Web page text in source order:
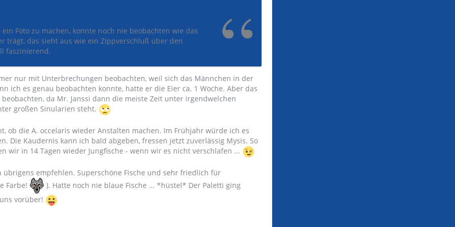
Foto zu machen, konnte noch nie beobachten wie das
trägt, das sieht aus wie ein Zippverschluß über den
faszinierend.
nur mit Unterbrechungen beobachten, weil sich das Männchen in der
ich es genau beobachten konnte, hatte er die Eier ca. 1 Woche. Aber das
da Mr. Janssi dann die meiste Zeit unter irgendwelchen
großen Sinularien steht.
ob die A. occelaris wieder Anstalten machen. Im Frühjahr würde ich es
Die Kaudernis kann ich bald abgeben, fressen jetzt zuverlässig Mysis. So
wir in 14 Tagen wieder Jungfische - wenn wir es nicht verschlafen ...
übrigens empfehlen. Superschöne Fische und sehr friedlich für
Farbe!
). Hatte noch nie blaue Fische ... *hüstel* Der Paletti ging
vorüber!